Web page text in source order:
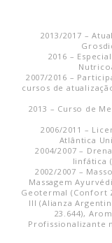
2013/2017 –
2016 –
2007/2016 –
cursos de
2013 – Curso de
2006/2011 –
Atlântica
2004/2007 –
linfática
2002/2007 –
Massagem
Geotermal (Confort
III (Alianza
23.644),
Profissionalizante